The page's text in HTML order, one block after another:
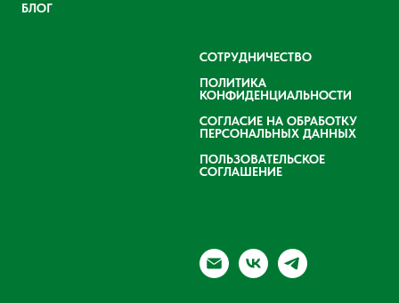
БЛОГ
СОТРУДНИЧЕСТВО
ПОЛИТИКА
КОНФИДЕНЦИАЛЬНОСТИ
СОГЛАСИЕ НА ОБРАБОТКУ
ПЕРСОНАЛЬНЫХ ДАННЫХ
ПОЛЬЗОВАТЕЛЬСКОЕ
СОГЛАШЕНИЕ